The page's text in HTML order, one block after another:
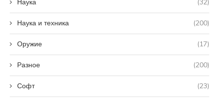
Наука (32)
Наука и техника (200)
Оружие (17)
Разное (200)
Софт (23)